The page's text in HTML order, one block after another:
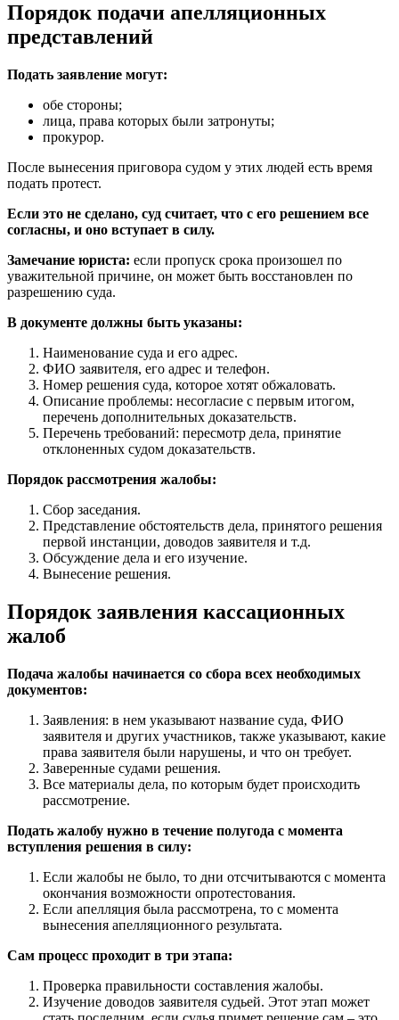
Порядок подачи апелляционных
представлений
Подать заявление могут:
обе стороны;
лица, права которых были затронуты;
прокурор.
После вынесения приговора судом у этих людей есть время
подать протест.
Если это не сделано, суд считает, что с его решением все
согласны, и оно вступает в силу.
Замечание юриста: если пропуск срока произошел по
уважительной причине, он может быть восстановлен по
разрешению суда.
В документе должны быть указаны:
Наименование суда и его адрес.
ФИО заявителя, его адрес и телефон.
Номер решения суда, которое хотят обжаловать.
Описание проблемы: несогласие с первым итогом,
перечень дополнительных доказательств.
Перечень требований: пересмотр дела, принятие
отклоненных судом доказательств.
Порядок рассмотрения жалобы:
Сбор заседания.
Представление обстоятельств дела, принятого решения
первой инстанции, доводов заявителя и т.д.
Обсуждение дела и его изучение.
Вынесение решения.
Порядок заявления кассационных
жалоб
Подача жалобы начинается со сбора всех необходимых
документов:
Заявления: в нем указывают название суда, ФИО
заявителя и других участников, также указывают, какие
права заявителя были нарушены, и что он требует.
Заверенные судами решения.
Все материалы дела, по которым будет происходить
рассмотрение.
Подать жалобу нужно в течение полугода с момента
вступления решения в силу:
Если жалобы не было, то дни отсчитываются с момента
окончания возможности опротестования.
Если апелляция была рассмотрена, то с момента
вынесения апелляционного результата.
Сам процесс проходит в три этапа:
Проверка правильности составления жалобы.
Изучение доводов заявителя судьей. Этот этап может